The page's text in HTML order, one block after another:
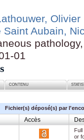
Olivier
Saint Aubain,
01
CONTENU
Fichier(s) déposé(s) par
Accès
or